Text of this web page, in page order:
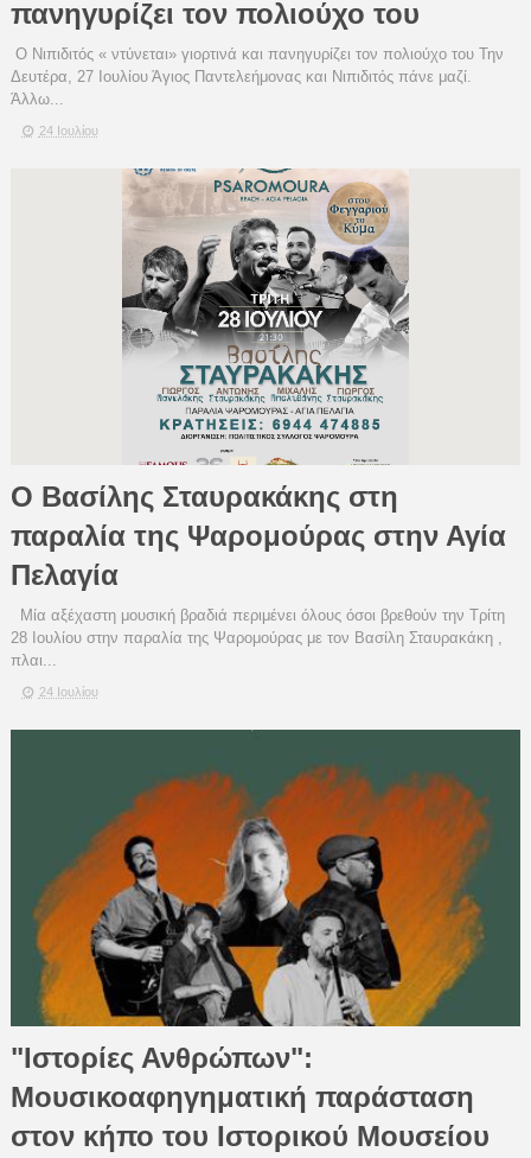
πανηγυρίζει τον πολιούχο του
Ο Νιπιδιτός « ντύνεται» γιορτινά και πανηγυρίζει τον πολιούχο του Την
Δευτέρα, 27 Ιουλίου Άγιος Παντελεήμονας και Νιπιδιτός πάνε μαζί.
Άλλω...
24 Ιουλίου
Ο Βασίλης Σταυρακάκης στη
παραλία της Ψαρομούρας στην Αγία
Πελαγία
Μία αξέχαστη μουσική βραδιά περιμένει όλους όσοι βρεθούν την Τρίτη
28 Ιουλίου στην παραλία της Ψαρομούρας με τον Βασίλη Σταυρακάκη ,
πλαι...
24 Ιουλίου
"Ιστορίες Ανθρώπων":
Μουσικοαφηγηματική παράσταση
στον κήπο του Ιστορικού Μουσείου